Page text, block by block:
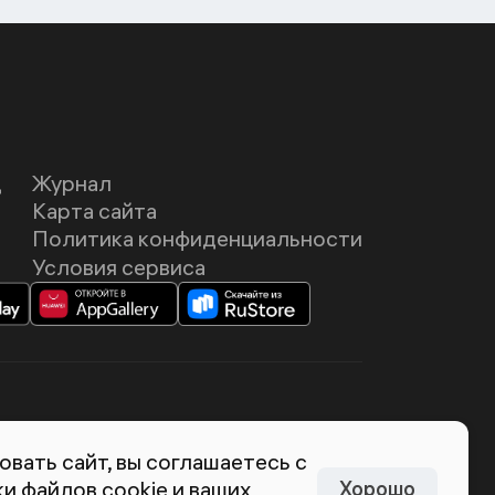
сайт, вы соглашаетесь с
файлов cookie и ваших Хорошо
Журнал
Карта сайта
Политика конфиденциальности
Условия сервиса
Лебедева